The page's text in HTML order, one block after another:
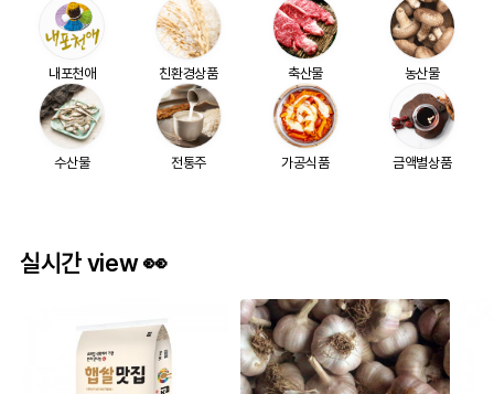
내포천애 친환경상품 축산물 농산물
수산물 전통주 가공식품 금액별상품
실시간 view 👀